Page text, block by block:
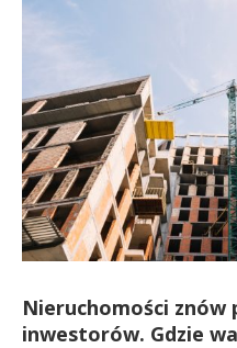
Nieruchomości znów
inwestorów. Gdzie